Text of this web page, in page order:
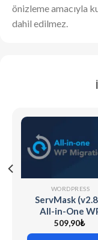
önizleme amacıyla
dahil edilmez.
WORDPRESS
ServMask
All-in-One
Migration
Extension
509,90₺